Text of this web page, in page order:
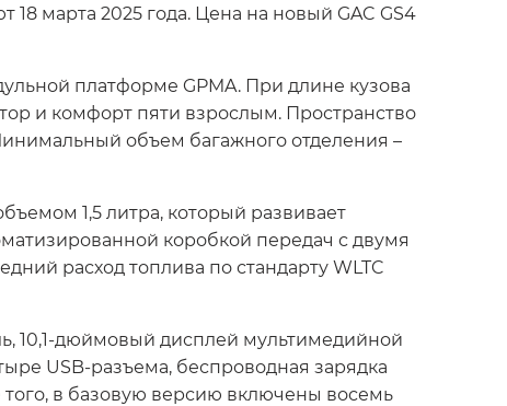
марта 2025 года. Цена на новый GAC GS4
платформе GPMA. При длине кузова
и комфорт пяти взрослым. Пространство
объем багажного отделения –
1,5 литра, который развивает
коробкой передач с двумя
расход топлива по стандарту WLTC
10,1-дюймовый дисплей мультимедийной
USB-разъема, беспроводная зарядка
в базовую версию включены восемь